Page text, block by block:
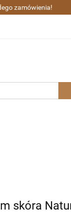
zamówienia!
prezentowe
skóra